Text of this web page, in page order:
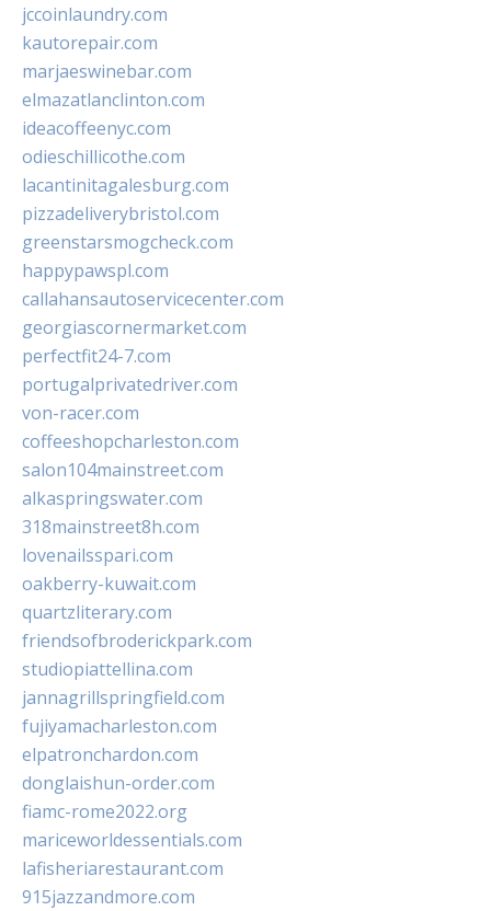
jccoinlaundry.com
kautorepair.com
marjaeswinebar.com
elmazatlanclinton.com
ideacoffeenyc.com
odieschillicothe.com
lacantinitagalesburg.com
pizzadeliverybristol.com
greenstarsmogcheck.com
happypawspl.com
callahansautoservicecenter.com
georgiascornermarket.com
perfectfit24-7.com
portugalprivatedriver.com
von-racer.com
coffeeshopcharleston.com
salon104mainstreet.com
alkaspringswater.com
318mainstreet8h.com
lovenailsspari.com
oakberry-kuwait.com
quartzliterary.com
friendsofbroderickpark.com
studiopiattellina.com
jannagrillspringfield.com
fujiyamacharleston.com
elpatronchardon.com
donglaishun-order.com
fiamc-rome2022.org
mariceworldessentials.com
lafisheriarestaurant.com
915jazzandmore.com